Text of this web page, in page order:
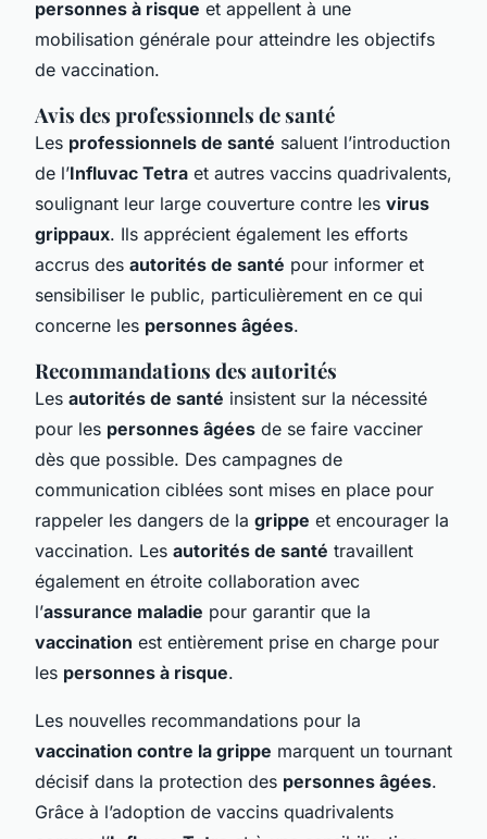
personnes à risque et appellent à une
mobilisation générale pour atteindre les objectifs
de vaccination.
Avis des professionnels de santé
Les professionnels de santé saluent l’introduction
de l’Influvac Tetra et autres vaccins quadrivalents,
soulignant leur large couverture contre les virus
grippaux. Ils apprécient également les efforts
accrus des autorités de santé pour informer et
sensibiliser le public, particulièrement en ce qui
concerne les personnes âgées.
Recommandations des autorités
Les autorités de santé insistent sur la nécessité
pour les personnes âgées de se faire vacciner
dès que possible. Des campagnes de
communication ciblées sont mises en place pour
rappeler les dangers de la grippe et encourager la
vaccination. Les autorités de santé travaillent
également en étroite collaboration avec
l’assurance maladie pour garantir que la
vaccination est entièrement prise en charge pour
les personnes à risque.
Les nouvelles recommandations pour la
vaccination contre la grippe marquent un tournant
décisif dans la protection des personnes âgées.
Grâce à l’adoption de vaccins quadrivalents